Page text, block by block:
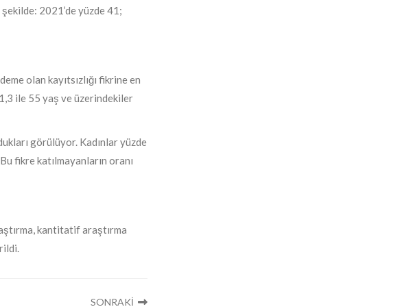
şekilde: 2021’de yüzde 41;
olan kayıtsızlığı fikrine en
ile 55 yaş ve üzerindekiler
görülüyor. Kadınlar yüzde
fikre katılmayanların oranı
kantitatif araştırma
SONRAKİ